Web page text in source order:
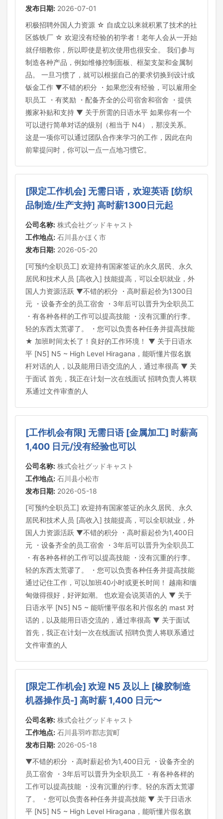
发布日期: 2026-07-01
积极招聘外国人力资源 ☆ 自成立以来就积累了技术的社
区炼铁厂 ☆ 欢迎没有经验的初学者！老年人会从一开始
就仔细教你，所以即使是初次使用也很安全。 我们参与
制造各种产品，例如维修控制面板、框架支架和金属制
品。 一旦习惯了，就可以根据自己的要求切换到设计或
钣金工作 ▼不错的积分 ・如果您没有经验，可以雇用全
职员工 ・有奖励 ・配备齐全的公司宿舍和宿舍 ・提供
搬家补贴和支持 ▼ 关于所需的日语水平 如果你有一个
可以进行简单对话的级别（相当于 N4），那没关系。
这是一项你可以通过团队合作来学习的工作，因此在向
前辈提问时，你可以一点一点地习惯它。
[限定工作机会] 无需日语，欢迎英语 [纺织
品制造/生产支持] 高时薪1300日元起
公司名称: 株式会社グッドキャスト
工作地点: 石川县かほく市
发布日期: 2026-05-20
[可预约全职员工] 欢迎持有国家签证的永久居民、永久
居民和技术人员 [高收入] 技能提高，可以全职就业，外
国人力资源活跃 ▼不错的积分 ・高时薪起价为1300日
元 ・设备齐全的员工宿舍 ・3年后可以晋升为全职员工
・有各种各样的工作可以提高技能 ・没有沉重的行李。
轻的东西太荒谬了。 ・您可以负责各种任务并提高技能
★ 加班时间太长了！良好的工作环境！ ▼ 关于日语水
平 [N5] N5 ~ High Level Hiragana，能听懂片假名旗
杆对话的人，以及能用日语交流的人，通过率很高 ▼ 关
于面试 首先，我正在计划一次在线面试 招聘负责人将联
系通过文件审查的人
[工作机会有限] 无需日语 [金属加工] 时薪高
1,400 日元/没有经验也可以
公司名称: 株式会社グッドキャスト
工作地点: 石川县小松市
发布日期: 2026-05-18
[可预约全职员工] 欢迎持有国家签证的永久居民、永久
居民和技术人员 [高收入] 技能提高，可以全职就业，外
国人力资源活跃 ▼不错的积分 ・高时薪起价为1,400日
元 ・设备齐全的员工宿舍 ・3年后可以晋升为全职员工
・有各种各样的工作可以提高技能 ・没有沉重的行李。
轻的东西太荒谬了。 ・您可以负责各种任务并提高技能
通过记住工作，可以加班40小时或更长时间！ 越南和缅
甸做得很好，好评如潮。 也欢迎会说英语的人 ▼ 关于
日语水平 [N5] N5 ~ 能听懂平假名和片假名的 mast 对
话的，以及能用日语交流的，通过率很高 ▼ 关于面试
首先，我正在计划一次在线面试 招聘负责人将联系通过
文件审查的人
[限定工作机会] 欢迎 N5 及以上 [橡胶制造
机器操作员-] 高时薪 1,400 日元〜
公司名称: 株式会社グッドキャスト
工作地点: 石川县羽咋郡志賀町
发布日期: 2026-05-18
▼不错的积分 ・高时薪起价为1,400日元 ・设备齐全的
员工宿舍 ・3年后可以晋升为全职员工 ・有各种各样的
工作可以提高技能 ・没有沉重的行李。轻的东西太荒谬
了。 ・您可以负责各种任务并提高技能 ▼ 关于日语水
平 [N5] N5 ~ High Level Hiragana，能听懂片假名旗